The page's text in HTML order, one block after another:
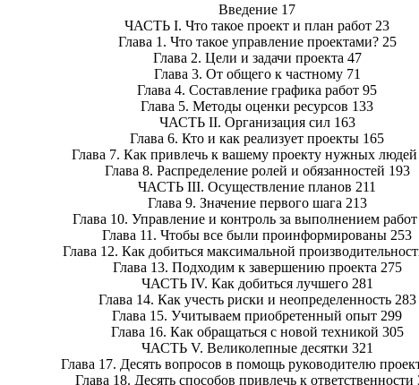
Введение 17
ЧАСТЬ I. Что такое проект и план работ 23
Глава 1. Что такое управление проектами? 25
Глава 2. Цели и задачи проекта 47
Глава 3. От общего к частному 71
Глава 4. Составление графика работ 95
Глава 5. Методы оценки ресурсов 133
ЧАСТЬ II. Организация сил 163
Глава 6. Кто и как реализует проекты 165
Глава 7. Как привлечь к вашему проекту нужных
Глава 8. Распределение ролей и обязанностей 193
ЧАСТЬ III. Осуществление планов 211
Глава 9. Значение первого шага 213
Глава 10. Управление и контроль за выполнением
Глава 11. Чтобы все были проинформированы 253
Глава 12. Как добиться максимальной
Глава 13. Подходим к завершению проекта 275
ЧАСТЬ IV. Как добиться лучшего 281
Глава 14. Как учесть риски и неопределенность 283
Глава 15. Учитываем приобретенный опыт 299
Глава 16. Как обращаться с новой техникой 305
ЧАСТЬ V. Великолепные десятки 321
Глава 17. Десять вопросов в помощь руководителю
Глава 18. Десять способов привлечь к ответственности